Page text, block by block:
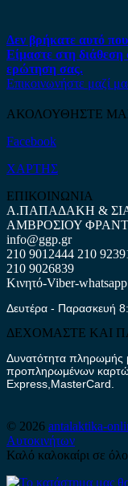
Δεν βρήκατε αυτό
Είμαστε στη
ερώτηση σας.
Επικοινωνήστε μαζί
ΑΚΟΛΟΥΘΗΣΤΕ
Facebook
ΧΑΡΤΗΣ
ΕΠΙΚΟΙΝΩΝΙΑ
Α.ΠΑΠΑΔΑΚΗ &
ΑΜΒΡΟΣΙΟΥ
info@ggp.gr
210 9012444 210
210 9026839
Κινητό-Viber-
Δευτέρα - Παρασκευή
ΔΕΧΟΜΑΣΤΕ ΚΑΙ
Δυνατότητα πληρωμής
προπληρωμένων
Express,MasterCard.
© 2026 antalaktika-
Αυτοκινήτων
Καλό καλοκαίρι σε